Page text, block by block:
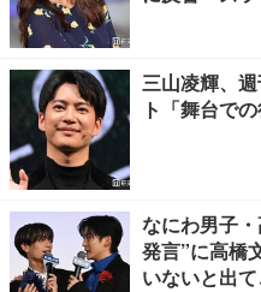
三山凌輝、
ト「舞台で
なにわ男子
発言”に高橋
いないと出